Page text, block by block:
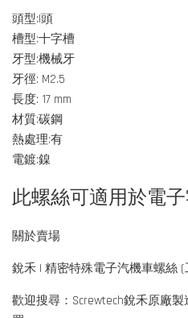
頭型:I頭
槽型:十字槽
牙型:機械牙
牙徑: M2.5
長度: 17 mm
材質:碳鋼
熱處理:有
電鍍:鎳
此螺絲可適用於電
關於賣場
銳禾 | 精密特殊電子汽機車螺絲 (
歡迎搜尋：Screwtech銳禾原廠